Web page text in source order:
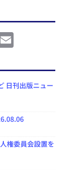
l
日刊出版ニュー
権委員会設置を